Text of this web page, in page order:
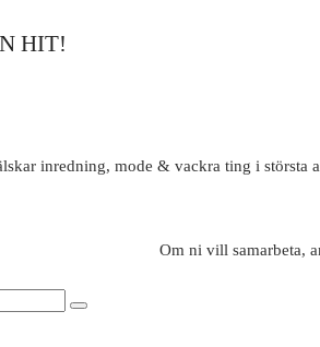
HIT!
inredning, mode & vackra ting i
Om ni vill samarbeta,